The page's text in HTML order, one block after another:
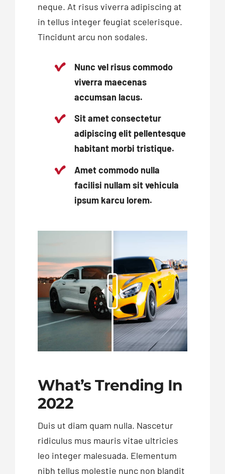
neque. At risus viverra adipiscing at
in tellus integer feugiat scelerisque.
Tincidunt arcu non sodales.
Nunc vel risus commodo
viverra maecenas
accumsan lacus.
Sit amet consectetur
adipiscing elit pellentesque
habitant morbi tristique.
Amet commodo nulla
facilisi nullam sit vehicula
ipsum karcu lorem.
What’s Trending In
2022
Duis ut diam quam nulla. Nascetur
ridiculus mus mauris vitae ultricies
leo integer malesuada. Elementum
nibh tellus molestie nunc non blandit